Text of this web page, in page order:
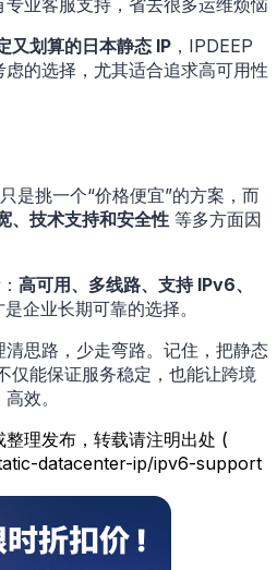
又划算的日本静态 IP ，IPDEEP
的选择，尤其适合追求高可用性
是挑一个“价格便宜”的方案，而
、技术支持和安全性 等多方面因
高可用、多线路、支持 IPv6、
企业长期可靠的选择。
思路，少走弯路。记住，把静态
仅能保证服务稳定，也能让跨境
效。
理发布，转载请注明出处 (
datacenter-ip/ipv6-support